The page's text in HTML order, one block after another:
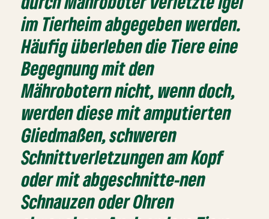
im Tierheim abgegeben werden.
Häufig überleben die Tiere eine
Begegnung mit den
Mährobotern nicht, wenn doch,
werden diese mit amputierten
Gliedmaßen, schweren
Schnittverletzungen am Kopf
oder mit abgeschnitte-nen
Schnauzen oder Ohren